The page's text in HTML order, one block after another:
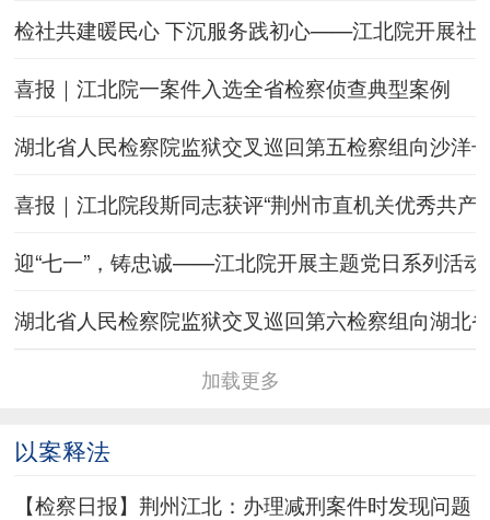
检社共建暖民心 下沉服务践初心——江北院开展社
喜报｜江北院一案件入选全省检察侦查典型案例
湖北省人民检察院监狱交叉巡回第五检察组向沙洋
喜报｜江北院段斯同志获评“荆州市直机关优秀共产
迎“七一”，铸忠诚——江北院开展主题党日系列活动
湖北省人民检察院监狱交叉巡回第六检察组向湖北
加载更多
以案释法
【检察日报】荆州江北：办理减刑案件时发现问题